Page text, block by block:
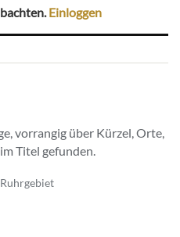
Einloggen
vorrangig über Kürzel, Orte,
Titel gefunden.